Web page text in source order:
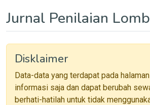
Jurnal Penilaian
Disklaimer
Data-data yang terdapat pada
informasi saja dan dapat berubah
berhati-hatilah untuk tidak